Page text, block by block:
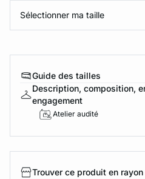
Sélectionner ma taille
Guide des tailles
Description, composition,
engagement
Atelier audité
Trouver ce produit en rayon